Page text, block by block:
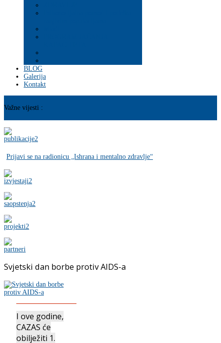
BLOG
Galerija
Kontakt
Važne vijesti :
Prijavi se na radionicu „Ishrana i mentalno zdravlje“
Svjetski dan borbe protiv AIDS-a
I ove godine,
CAZAS će
obilježiti 1.